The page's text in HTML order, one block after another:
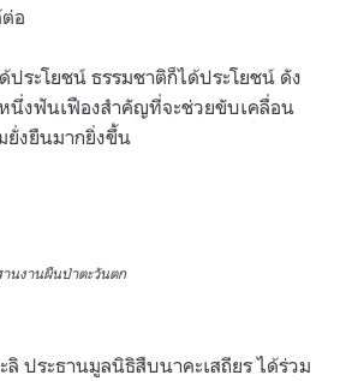
อ
ประโยชน์ ธรรมชาติก็ได้ประโยชน์ ดัง
นึ่งฟันเฟืองสำคัญที่จะช่วยขับเคลื่อน
ยั่งยืนมากยิ่งขึ้น
นงานผืนป่าตะวันตก
ลิ ประธานมูลนิธิสืบนาคะเสถียร ได้ร่วม